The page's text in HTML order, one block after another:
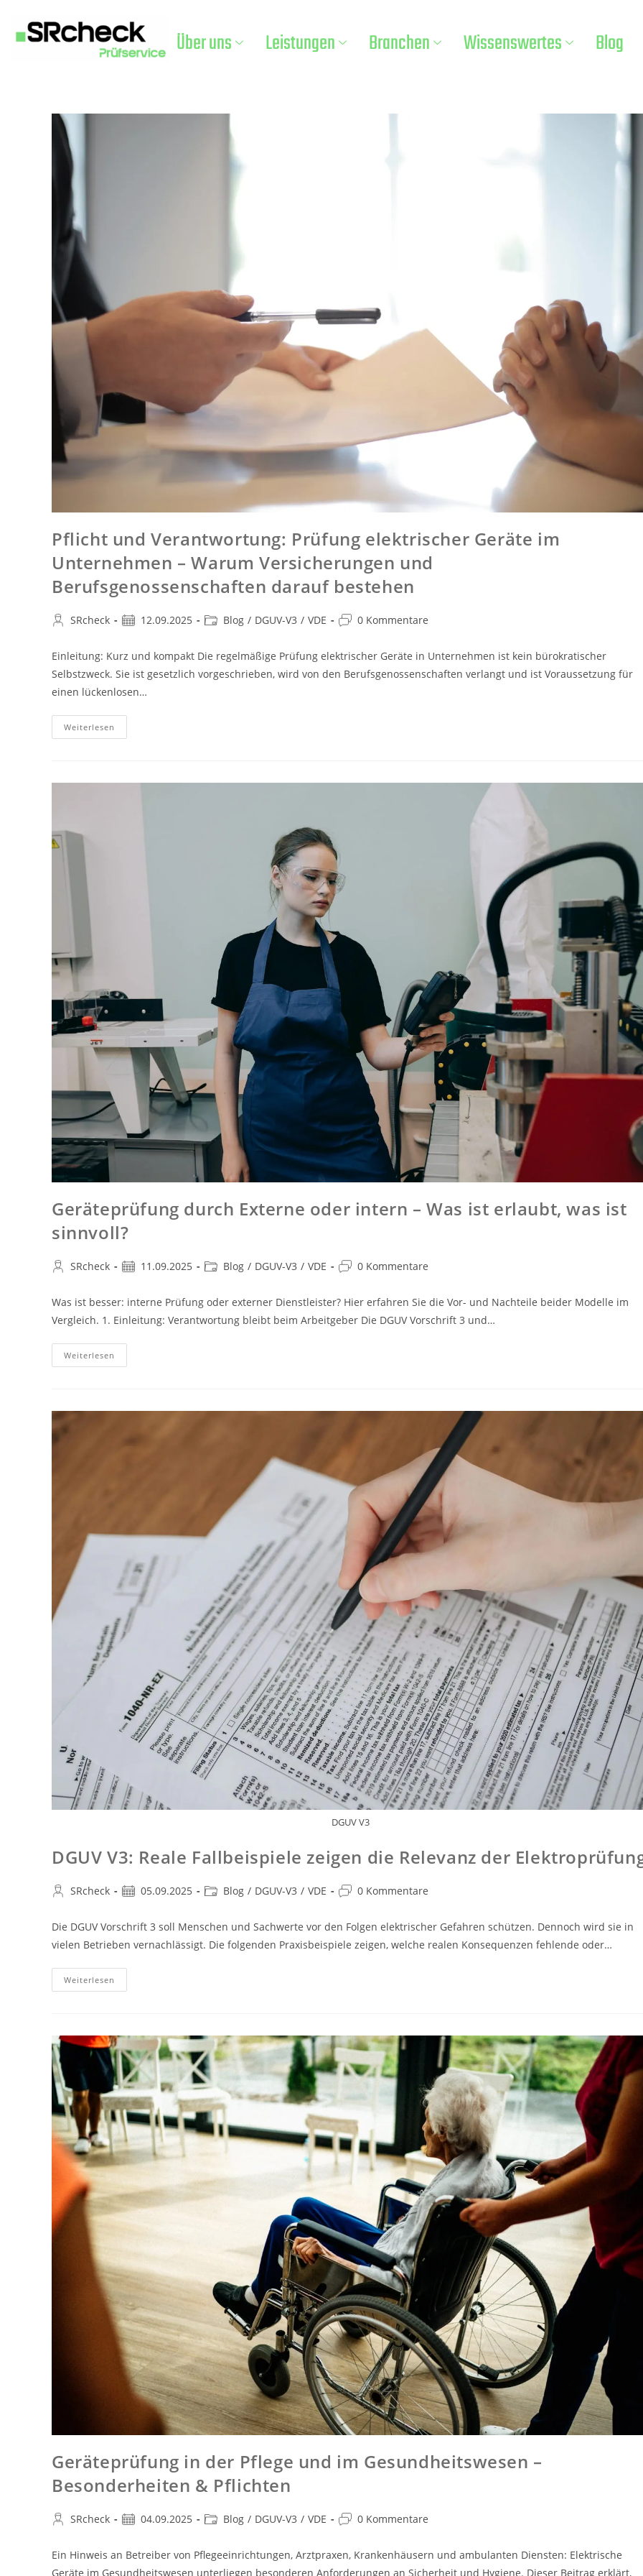
Über uns Leistungen Branchen Wissenswertes Blog
Pflicht und Verantwortung: Prüfung elektrischer Geräte im
Unternehmen – Warum Versicherungen und
Berufsgenossenschaften darauf bestehen
SRcheck 12.09.2025 Blog / DGUV-V3 / VDE 0 Kommentare
Einleitung: Kurz und kompakt Die regelmäßige Prüfung elektrischer Geräte in Unternehmen ist kein bürokratischer
Selbstzweck. Sie ist gesetzlich vorgeschrieben, wird von den Berufsgenossenschaften verlangt und ist Voraussetzung für
einen lückenlosen…
Weiterlesen
Geräteprüfung durch Externe oder intern – Was ist erlaubt, was ist
sinnvoll?
SRcheck 11.09.2025 Blog / DGUV-V3 / VDE 0 Kommentare
Was ist besser: interne Prüfung oder externer Dienstleister? Hier erfahren Sie die Vor- und Nachteile beider Modelle im
Vergleich. 1. Einleitung: Verantwortung bleibt beim Arbeitgeber Die DGUV Vorschrift 3 und…
Weiterlesen
DGUV V3
DGUV V3: Reale Fallbeispiele zeigen die Relevanz der
SRcheck 05.09.2025 Blog / DGUV-V3 / VDE 0 Kommentare
Die DGUV Vorschrift 3 soll Menschen und Sachwerte vor den Folgen elektrischer Gefahren schützen. Dennoch wird sie in
vielen Betrieben vernachlässigt. Die folgenden Praxisbeispiele zeigen, welche realen Konsequenzen fehlende oder…
Weiterlesen
Geräteprüfung in der Pflege und im Gesundheitswesen –
Besonderheiten & Pflichten
SRcheck 04.09.2025 Blog / DGUV-V3 / VDE 0 Kommentare
Ein Hinweis an Betreiber von Pflegeeinrichtungen, Arztpraxen, Krankenhäusern und ambulanten Diensten: Elektrische
Geräte im Gesundheitswesen unterliegen besonderen Anforderungen an Sicherheit und Hygiene. Dieser Beitrag erklärt,